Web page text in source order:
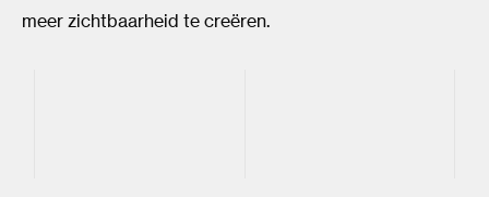
meer zichtbaarheid te creëren.